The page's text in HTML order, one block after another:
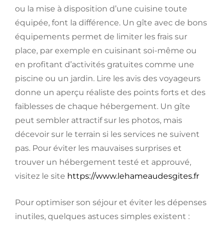
ou la mise à disposition d’une cuisine toute
équipée, font la différence. Un gîte avec de bons
équipements permet de limiter les frais sur
place, par exemple en cuisinant soi-même ou
en profitant d’activités gratuites comme une
piscine ou un jardin. Lire les avis des voyageurs
donne un aperçu réaliste des points forts et des
faiblesses de chaque hébergement. Un gîte
peut sembler attractif sur les photos, mais
décevoir sur le terrain si les services ne suivent
pas. Pour éviter les mauvaises surprises et
trouver un hébergement testé et approuvé,
visitez le site https://www.lehameaudesgites.fr
Pour optimiser son séjour et éviter les dépenses
inutiles, quelques astuces simples existent :